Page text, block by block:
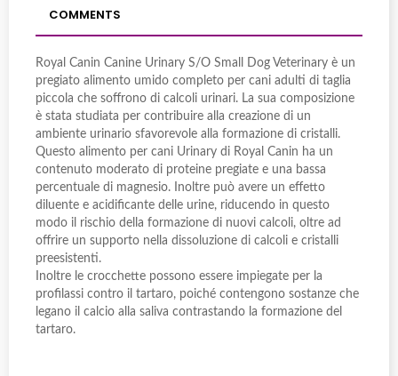
COMMENTS
Royal Canin Canine Urinary S/O Small Dog Veterinary è un
pregiato alimento umido completo per cani adulti di taglia
piccola che soffrono di calcoli urinari. La sua composizione
è stata studiata per contribuire alla creazione di un
ambiente urinario sfavorevole alla formazione di cristalli.
Questo alimento per cani Urinary di Royal Canin ha un
contenuto moderato di proteine pregiate e una bassa
percentuale di magnesio. Inoltre può avere un effetto
diluente e acidificante delle urine, riducendo in questo
modo il rischio della formazione di nuovi calcoli, oltre ad
offrire un supporto nella dissoluzione di calcoli e cristalli
preesistenti.
Inoltre le crocchette possono essere impiegate per la
profilassi contro il tartaro, poiché contengono sostanze che
legano il calcio alla saliva contrastando la formazione del
tartaro.